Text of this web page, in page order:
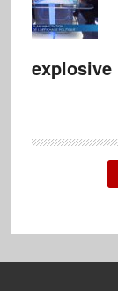
explosive